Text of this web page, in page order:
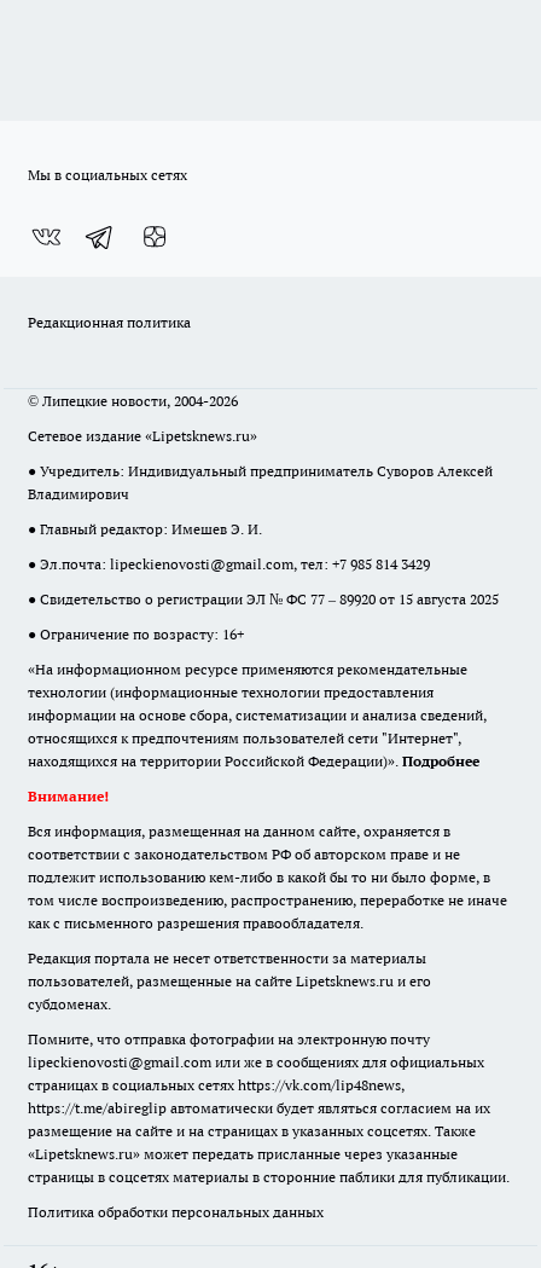
Мы в социальных сетях
Редакционная политика
© Липецкие новости, 2004-2026
Сетевое издание «Lipetsknews.ru»
● Учредитель: Индивидуальный предприниматель Суворов Алексей
Владимирович
● Главный редактор: Имешев Э. И.
● Эл.почта: lipeckienovosti@gmail.com, тел: +7 985 814 3429
● Свидетельство о регистрации ЭЛ № ФС 77 – 89920 от 15 августа 2025
● Ограничение по возрасту: 16+
«На информационном ресурсе применяются рекомендательные
технологии (информационные технологии предоставления
информации на основе сбора, систематизации и анализа сведений,
относящихся к предпочтениям пользователей сети "Интернет",
находящихся на территории Российской Федерации)». Подробнее
Внимание!
Вся информация, размещенная на данном сайте, охраняется в
соответствии с законодательством РФ об авторском праве и не
подлежит использованию кем-либо в какой бы то ни было форме, в
том числе воспроизведению, распространению, переработке не иначе
как с письменного разрешения правообладателя.
Редакция портала не несет ответственности за материалы
пользователей, размещенные на сайте Lipetsknews.ru и его
субдоменах.
Помните, что отправка фотографии на электронную почту
lipeckienovosti@gmail.com или же в сообщениях для официальных
страницах в социальных сетях https://vk.com/lip48news,
https://t.me/abireglip автоматически будет являться согласием на их
размещение на сайте и на страницах в указанных соцсетях. Также
«Lipetsknews.ru» может передать присланные через указанные
страницы в соцсетях материалы в сторонние паблики для публикации.
Политика обработки персональных данных